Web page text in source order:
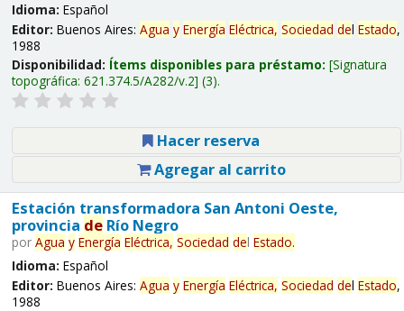
Idioma: Español
Editor: Buenos Aires: Agua y Energía Eléctrica, Sociedad del Estado,
1988
Disponibilidad: Ítems disponibles para préstamo: Signatura
topográfica: 621.374.5/A282/v.2 (3).
Hacer reserva
Agregar al carrito
Estación transformadora San Antoni Oeste,
provincia deRío Negro
por Agua y Energía Eléctrica, Sociedad del Estado.
Idioma: Español
Editor: Buenos Aires: Agua y Energía Eléctrica, Sociedad del Estado,
1988